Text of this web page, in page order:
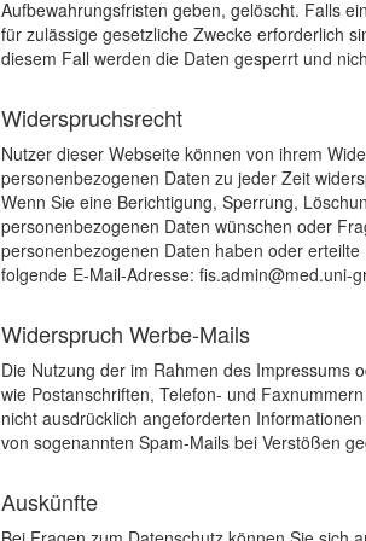
Aufbewahrungsfristen geben, gelöscht. Falls
für zulässige gesetzliche Zwecke erforderlich
diesem Fall werden die Daten gesperrt und
Widerspruchsrecht
Nutzer dieser Webseite können von ihrem
personenbezogenen Daten zu jeder Zeit
Wenn Sie eine Berichtigung, Sperrung,
personenbezogenen Daten wünschen oder
personenbezogenen Daten haben oder
folgende E-Mail-Adresse: fis.admin@med.uni-
Widerspruch Werbe-Mails
Die Nutzung der im Rahmen des Impressums
wie Postanschriften, Telefon- und
nicht ausdrücklich angeforderten
von sogenannten Spam-Mails bei Verstößen
Auskünfte